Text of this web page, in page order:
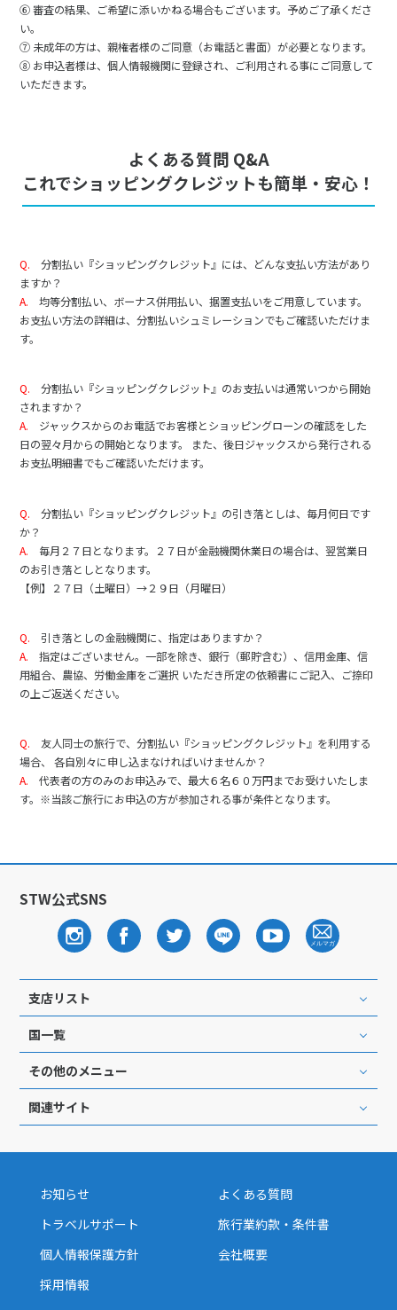
⑥ 審査の結果、ご希望に添いかねる場合もございます。予めご了承くださ
い。
⑦ 未成年の方は、親権者様のご同意（お電話と書面）が必要となります。
⑧ お申込者様は、個人情報機関に登録され、ご利用される事にご同意して
いただきます。
よくある質問 Q&A
これでショッピングクレジットも簡単・安心！
Q. 分割払い『ショッピングクレジット』には、どんな支払い方法があり
ますか？
A. 均等分割払い、ボーナス併用払い、据置支払いをご用意しています。
お支払い方法の詳細は、分割払いシュミレーションでもご確認いただけま
す。
Q. 分割払い『ショッピングクレジット』のお支払いは通常いつから開始
されますか？
A. ジャックスからのお電話でお客様とショッピングローンの確認をした
日の翌々月からの開始となります。 また、後日ジャックスから発行される
お支払明細書でもご確認いただけます。
Q. 分割払い『ショッピングクレジット』の引き落としは、毎月何日です
か？
A. 毎月２７日となります。２７日が金融機関休業日の場合は、翌営業日
のお引き落としとなります。
【例】２７日（土曜日）→２９日（月曜日）
Q. 引き落としの金融機関に、指定はありますか？
A. 指定はございません。一部を除き、銀行（郵貯含む）、信用金庫、信
用組合、農協、労働金庫をご選択 いただき所定の依頼書にご記入、ご捺印
の上ご返送ください。
Q. 友人同士の旅行で、分割払い『ショッピングクレジット』を利用する
場合、 各自別々に申し込まなければいけませんか？
A. 代表者の方のみのお申込みで、最大６名６０万円までお受けいたしま
す。※当該ご旅行にお申込の方が参加される事が条件となります。
STW公式SNS
支店リスト
国一覧
その他のメニュー
関連サイト
お知らせ
よくある質問
トラベルサポート
旅行業約款・条件書
個人情報保護方針
会社概要
採用情報